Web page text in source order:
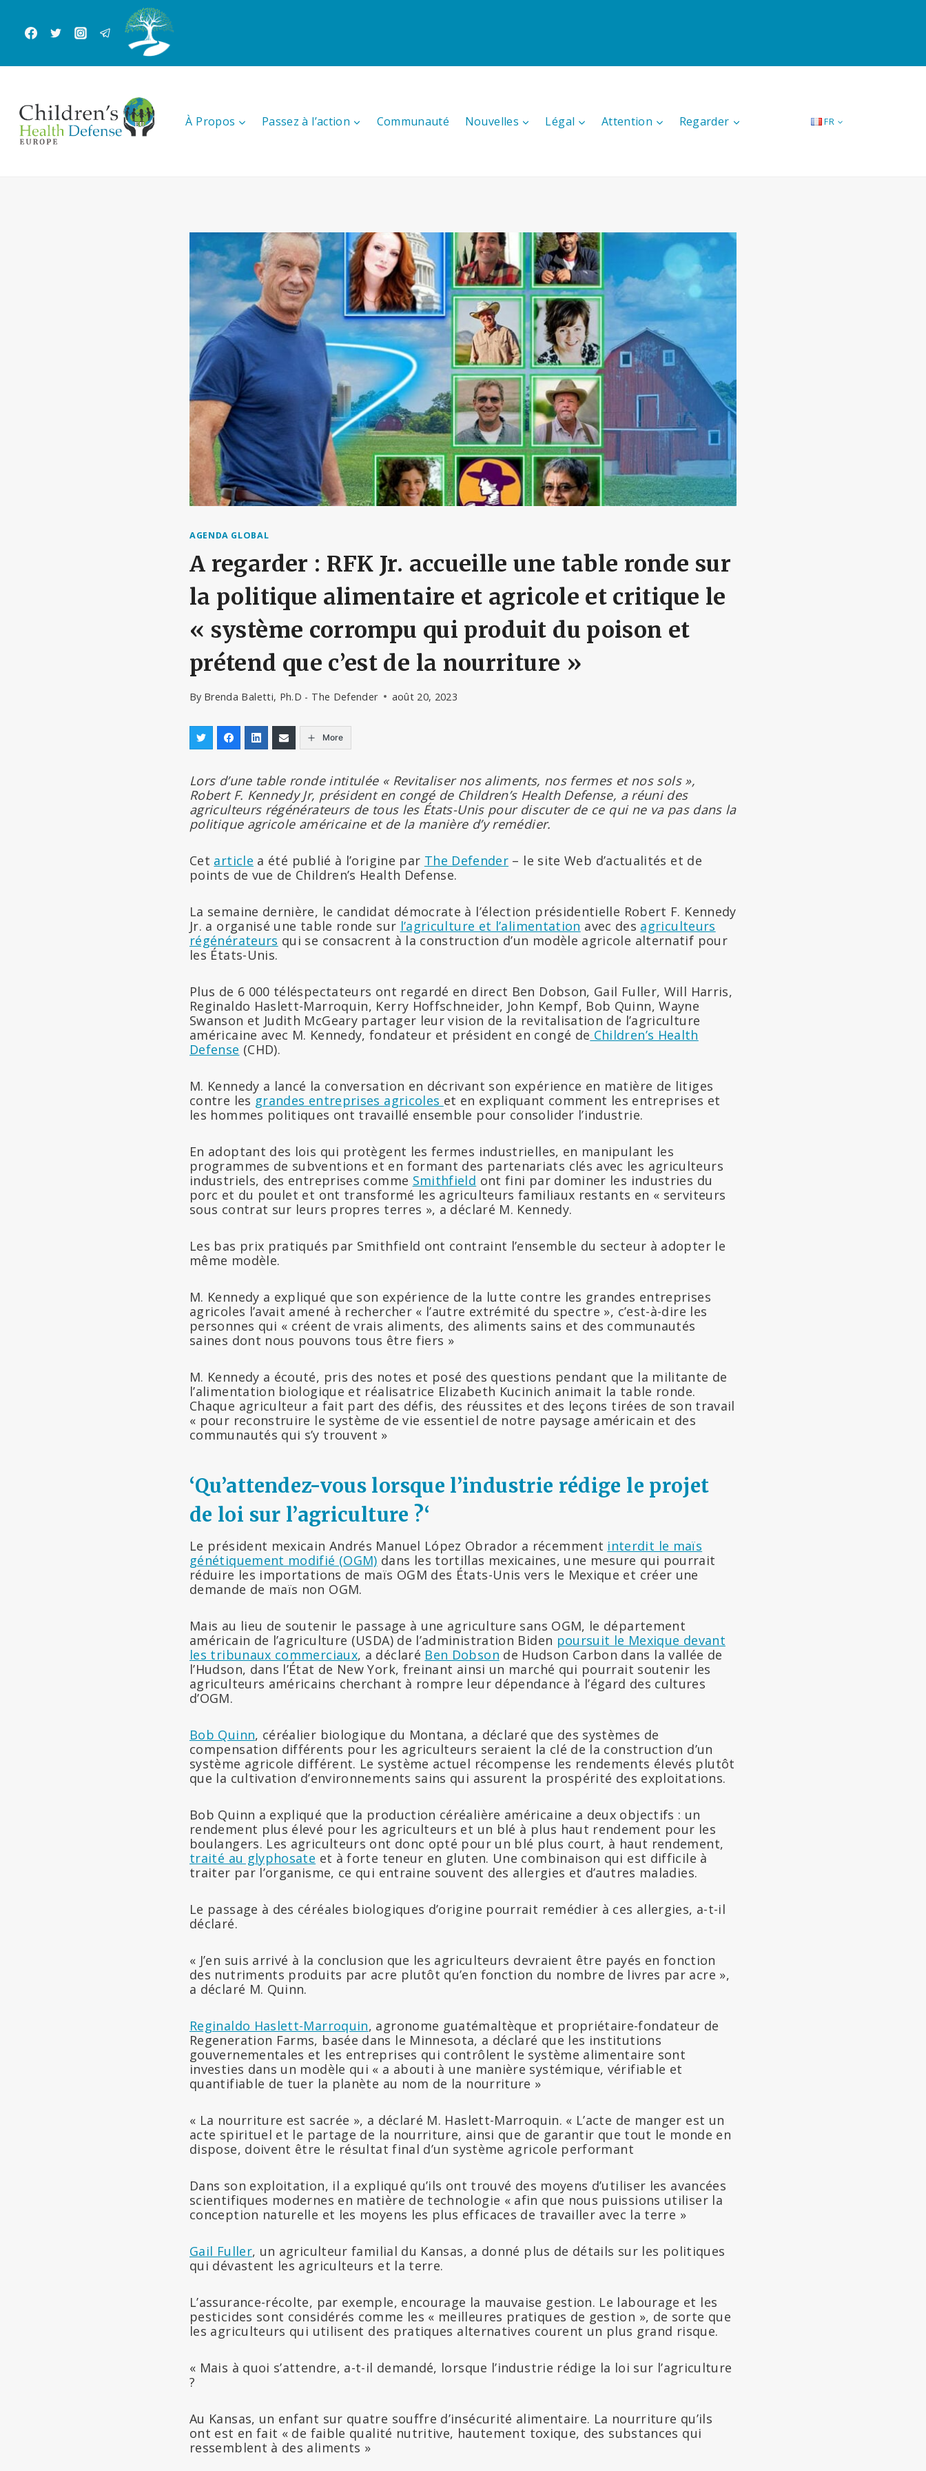
contenu
À Propos Passez à l’action Communauté Nouvelles Légal Attention Regarder FR
AGENDA GLOBAL
A regarder : RFK Jr. accueille une table ronde sur
la politique alimentaire et agricole et critique le
« système corrompu qui produit du poison et
prétend que c’est de la nourriture »
By Brenda Baletti, Ph.D - The Defender août 20, 2023
More
Lors d’une table ronde intitulée « Revitaliser nos aliments, nos fermes et nos sols »,
Robert F. Kennedy Jr, président en congé de Children’s Health Defense, a réuni des
agriculteurs régénérateurs de tous les États-Unis pour discuter de ce qui ne va pas dans la
politique agricole américaine et de la manière d’y remédier.
Cet article a été publié à l’origine par The Defender – le site Web d’actualités et de
points de vue de Children’s Health Defense.
La semaine dernière, le candidat démocrate à l’élection présidentielle Robert F. Kennedy
Jr. a organisé une table ronde sur l’agriculture et l’alimentation avec des agriculteurs
régénérateurs qui se consacrent à la construction d’un modèle agricole alternatif pour
les États-Unis.
Plus de 6 000 téléspectateurs ont regardé en direct Ben Dobson, Gail Fuller, Will Harris,
Reginaldo Haslett-Marroquin, Kerry Hoffschneider, John Kempf, Bob Quinn, Wayne
Swanson et Judith McGeary partager leur vision de la revitalisation de l’agriculture
américaine avec M. Kennedy, fondateur et président en congé de Children’s Health
Defense (CHD).
M. Kennedy a lancé la conversation en décrivant son expérience en matière de litiges
contre les grandes entreprises agricoles et en expliquant comment les entreprises et
les hommes politiques ont travaillé ensemble pour consolider l’industrie.
En adoptant des lois qui protègent les fermes industrielles, en manipulant les
programmes de subventions et en formant des partenariats clés avec les agriculteurs
industriels, des entreprises comme Smithfield ont fini par dominer les industries du
porc et du poulet et ont transformé les agriculteurs familiaux restants en « serviteurs
sous contrat sur leurs propres terres », a déclaré M. Kennedy.
Les bas prix pratiqués par Smithfield ont contraint l’ensemble du secteur à adopter le
même modèle.
M. Kennedy a expliqué que son expérience de la lutte contre les grandes entreprises
agricoles l’avait amené à rechercher « l’autre extrémité du spectre », c’est-à-dire les
personnes qui « créent de vrais aliments, des aliments sains et des communautés
saines dont nous pouvons tous être fiers »
M. Kennedy a écouté, pris des notes et posé des questions pendant que la militante de
l’alimentation biologique et réalisatrice Elizabeth Kucinich animait la table ronde.
Chaque agriculteur a fait part des défis, des réussites et des leçons tirées de son travail
« pour reconstruire le système de vie essentiel de notre paysage américain et des
communautés qui s’y trouvent »
‘Qu’attendez-vous lorsque l’industrie rédige le projet
de loi sur l’agriculture ?‘
Le président mexicain Andrés Manuel López Obrador a récemment interdit le maïs
génétiquement modifié (OGM) dans les tortillas mexicaines, une mesure qui pourrait
réduire les importations de maïs OGM des États-Unis vers le Mexique et créer une
demande de maïs non OGM.
Mais au lieu de soutenir le passage à une agriculture sans OGM, le département
américain de l’agriculture (USDA) de l’administration Biden poursuit le Mexique devant
les tribunaux commerciaux, a déclaré Ben Dobson de Hudson Carbon dans la vallée de
l’Hudson, dans l’État de New York, freinant ainsi un marché qui pourrait soutenir les
agriculteurs américains cherchant à rompre leur dépendance à l’égard des cultures
d’OGM.
Bob Quinn, céréalier biologique du Montana, a déclaré que des systèmes de
compensation différents pour les agriculteurs seraient la clé de la construction d’un
système agricole différent. Le système actuel récompense les rendements élevés plutôt
que la cultivation d’environnements sains qui assurent la prospérité des exploitations.
Bob Quinn a expliqué que la production céréalière américaine a deux objectifs : un
rendement plus élevé pour les agriculteurs et un blé à plus haut rendement pour les
boulangers. Les agriculteurs ont donc opté pour un blé plus court, à haut rendement,
traité au glyphosate et à forte teneur en gluten. Une combinaison qui est difficile à
traiter par l’organisme, ce qui entraine souvent des allergies et d’autres maladies.
Le passage à des céréales biologiques d’origine pourrait remédier à ces allergies, a-t-il
déclaré.
« J’en suis arrivé à la conclusion que les agriculteurs devraient être payés en fonction
des nutriments produits par acre plutôt qu’en fonction du nombre de livres par acre »,
a déclaré M. Quinn.
Reginaldo Haslett-Marroquin, agronome guatémaltèque et propriétaire-fondateur de
Regeneration Farms, basée dans le Minnesota, a déclaré que les institutions
gouvernementales et les entreprises qui contrôlent le système alimentaire sont
investies dans un modèle qui « a abouti à une manière systémique, vérifiable et
quantifiable de tuer la planète au nom de la nourriture »
« La nourriture est sacrée », a déclaré M. Haslett-Marroquin. « L’acte de manger est un
acte spirituel et le partage de la nourriture, ainsi que de garantir que tout le monde en
dispose, doivent être le résultat final d’un système agricole performant
Dans son exploitation, il a expliqué qu’ils ont trouvé des moyens d’utiliser les avancées
scientifiques modernes en matière de technologie « afin que nous puissions utiliser la
conception naturelle et les moyens les plus efficaces de travailler avec la terre »
Gail Fuller, un agriculteur familial du Kansas, a donné plus de détails sur les politiques
qui dévastent les agriculteurs et la terre.
L’assurance-récolte, par exemple, encourage la mauvaise gestion. Le labourage et les
pesticides sont considérés comme les « meilleures pratiques de gestion », de sorte que
les agriculteurs qui utilisent des pratiques alternatives courent un plus grand risque.
« Mais à quoi s’attendre, a-t-il demandé, lorsque l’industrie rédige la loi sur l’agriculture
?
Au Kansas, un enfant sur quatre souffre d’insécurité alimentaire. La nourriture qu’ils
ont est en fait « de faible qualité nutritive, hautement toxique, des substances qui
ressemblent à des aliments »